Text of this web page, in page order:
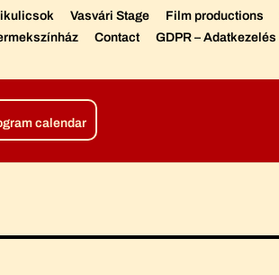
Vasvári Stage Film productions
Contact GDPR – Adatkezelés
calendar